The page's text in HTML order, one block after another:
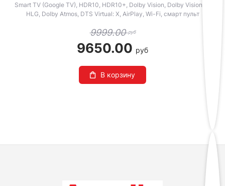
Smart TV (Google TV), HDR10, HDR10+, Dolby Vision, Dolby Vision IQ,
HLG, Dolby Atmos, DTS Virtual: X, AirPlay, Wi-Fi, смарт пульт
9999.00руб
9650.00 руб
В корзину